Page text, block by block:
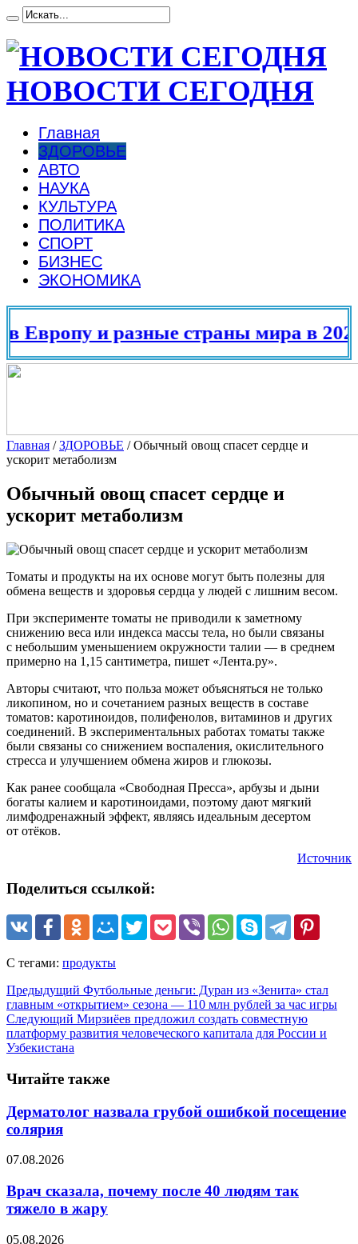
НОВОСТИ СЕГОДНЯ
Главная
ЗДОРОВЬЕ
АВТО
НАУКА
КУЛЬТУРА
ПОЛИТИКА
СПОРТ
БИЗНЕС
ЭКОНОМИКА
и разные страны мира в 2025
Главная /ЗДОРОВЬЕ /Обычный овощ спасет сердце и
ускорит метаболизм
Обычный овощ спасет сердце и
ускорит метаболизм
Томаты и продукты на их основе могут быть полезны для
обмена веществ и здоровья сердца у людей с лишним весом.
При эксперименте томаты не приводили к заметному
снижению веса или индекса массы тела, но были связаны
с небольшим уменьшением окружности талии — в среднем
примерно на 1,15 сантиметра, пишет «Лента.ру».
Авторы считают, что польза может объясняться не только
ликопином, но и сочетанием разных веществ в составе
томатов: каротиноидов, полифенолов, витаминов и других
соединений. В экспериментальных работах томаты также
были связаны со снижением воспаления, окислительного
стресса и улучшением обмена жиров и глюкозы.
Как ранее сообщала «Свободная Пресса», арбузы и дыни
богаты калием и каротиноидами, поэтому дают мягкий
лимфодренажный эффект, являясь идеальным десертом
от отёков.
Источник
Поделиться ссылкой:
С тегами: продукты
Предыдущий Футбольные деньги: Дуран из «Зенита» стал
главным «открытием» сезона — 110 млн рублей за час игры
Следующий Мирзиёев предложил создать совместную
платформу развития человеческого капитала для России и
Узбекистана
Читайте также
Дерматолог назвала грубой ошибкой посещение
солярия
07.08.2026
Врач сказала, почему после 40 людям так
тяжело в жару
05.08.2026